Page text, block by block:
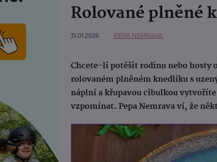
Rolované plněné
31.01.2026 PEPA NEMRAVA
Chcete-li potěšit rodinu nebo hosty
rolovaném plněném knedlíku s
náplní a křupavou cibulkou
vzpomínat. Pepa Nemrava ví, že